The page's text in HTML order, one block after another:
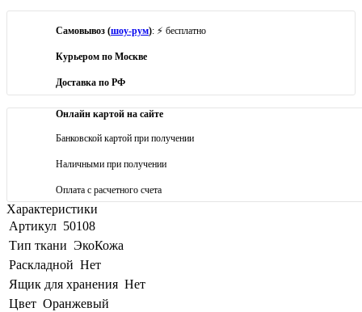
Самовывоз (шоу-рум): ⚡ бесплатно
Курьером по Москве
Доставка по РФ
Онлайн картой на сайте
Банковской картой при получении
Наличными при получении
Оплата с расчетного счета
Характеристики
Артикул 50108
Тип ткани ЭкоКожа
Раскладной Нет
Ящик для хранения Нет
Цвет Оранжевый